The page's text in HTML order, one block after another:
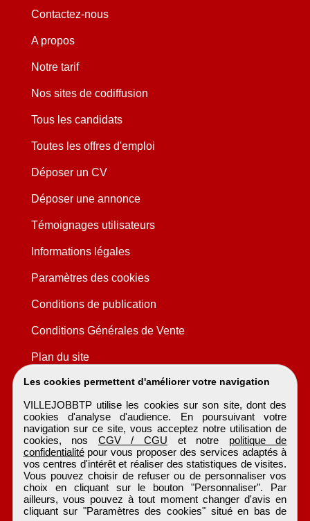
Les cookies permettent d'améliorer votre navigation
VILLEJOBBTP utilise les cookies sur son site, dont des
cookies d'analyse d'audience. En poursuivant votre
navigation sur ce site, vous acceptez notre utilisation de
cookies, nos CGV / CGU et notre politique de
confidentialitépour vous proposer des services adaptés à
vos centres d'intérêt et réaliser des statistiques de visites.
Vous pouvez choisir de refuser ou de personnaliser vos
choix en cliquant sur le bouton "Personnaliser". Par
ailleurs, vous pouvez à tout moment changer d'avis en
cliquant sur "Paramètres des cookies" situé en bas de
Contactez-nous
A propos
Notre tarif
Nos sites de codiffusion
Tous les candidats
Toutes les offres d'emploi
Déposer un CV
Déposer une annonce
Témoignages utilisateurs
Informations légales
Paramètres des cookies
Conditions de publication
Conditions Générales de Vente
Plan du site